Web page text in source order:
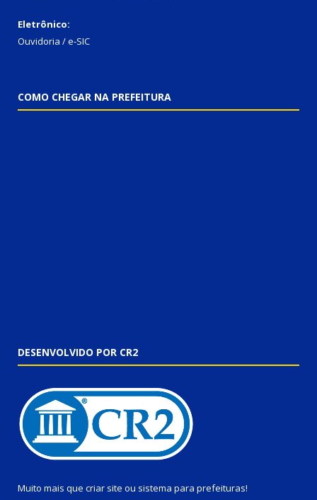
Eletrônico:
Ouvidoria / e-SIC
COMO CHEGAR NA PREFEITURA
DESENVOLVIDO POR CR2
Muito mais que criar site ou sistema para prefeituras!